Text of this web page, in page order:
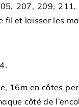
207, 209,
fil et laisser les
16m en côtes
côté de